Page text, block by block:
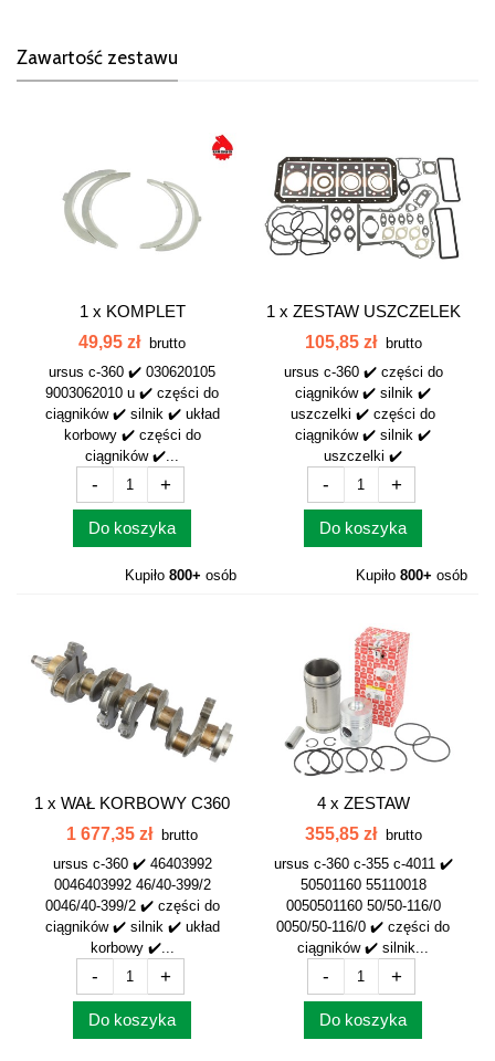
Zawartość zestawu
1 x KOMPLET
PÓŁPIERŚCIENI N.000
49,95 zł
brutto
ursus c-360 ✔️ 030620105
9003062010 u ✔️ części do
ciągników ✔️ silnik ✔️ układ
korbowy ✔️ części do
ciągników ✔️...
- +
Do koszyka
Kupiło 800+ osób
1 x ZESTAW USZCZELEK
SILNIKA KPL.360...
105,85 zł
brutto
ursus c-360 ✔️ części do
ciągników ✔️ silnik ✔️
uszczelki ✔️ części do
ciągników ✔️ silnik ✔️
uszczelki ✔️
- +
Do koszyka
Kupiło 800+ osób
1 x WAŁ KORBOWY C360
OSTRÓDA...
1 677,35 zł brutto
ursus c-360 ✔️ 46403992
0046403992 46/40-399/2
0046/40-399/2 ✔️ części do
ciągników ✔️ silnik ✔️ układ
korbowy ✔️...
- +
Do koszyka
4 x ZESTAW
NAPRAWCZY SILNIKA C-
355,85 zł brutto
ursus c-360 c-355 c-4011 ✔️
50501160 55110018
0050501160 50/50-116/0
0050/50-116/0 ✔️ części do
ciągników ✔️ silnik...
- +
Do koszyka